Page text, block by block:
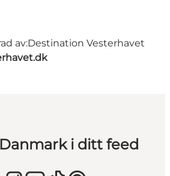
av:Destination Vesterhavet
i ditt feed